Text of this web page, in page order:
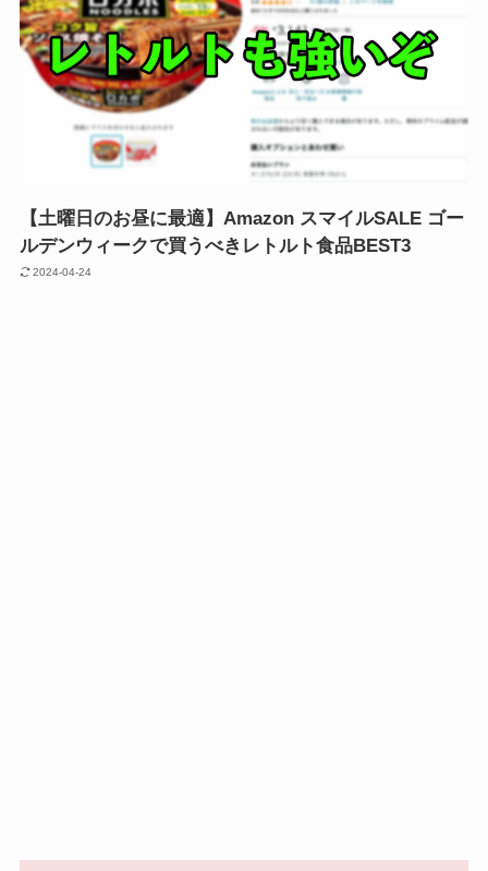
【土曜日のお昼に最適】Amazon スマイルSALE ゴー
ルデンウィークで買うべきレトルト食品BEST3
2024-04-24